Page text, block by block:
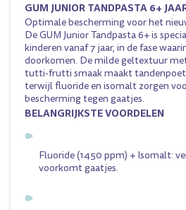
GUM JUNIOR TANDPASTA 6+
Optimale bescherming voor het
De GUM Junior Tandpasta 6+ is
kinderen vanaf 7 jaar, in de fase
doorkomen. De milde geltextuur
tutti-frutti smaak maakt
terwijl fluoride en isomalt zorgen
bescherming tegen gaatjes.
BELANGRIJKSTE VOORDELEN
Fluoride (1450 ppm) + Isomalt:
voorkomt gaatjes.